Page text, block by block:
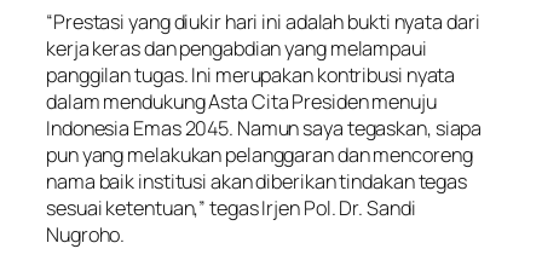
“Prestasi yang diukir hari ini adalah bukti nyata dari
kerja keras dan pengabdian yang melampaui
panggilan tugas. Ini merupakan kontribusi nyata
dalam mendukung Asta Cita Presiden menuju
Indonesia Emas 2045. Namun saya tegaskan, siapa
pun yang melakukan pelanggaran dan mencoreng
nama baik institusi akan diberikan tindakan tegas
sesuai ketentuan,” tegas Irjen Pol. Dr. Sandi
Nugroho.